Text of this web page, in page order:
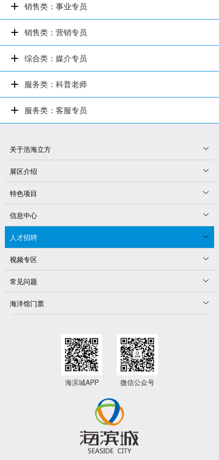
销售类：事业专员
销售类：营销专员
综合类：媒介专员
服务类：科普老师
服务类：客服专员
关于浩海立方
展区介绍
特色项目
信息中心
人才招聘
视频专区
常见问题
海洋馆门票
海滨城APP 微信公众号